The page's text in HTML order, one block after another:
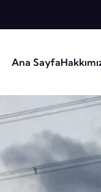
Ana Sayfa